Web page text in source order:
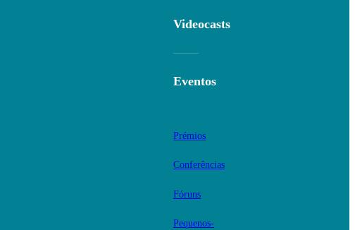
Videocasts
Eventos
Prémios
Conferências
Fóruns
Pequenos-